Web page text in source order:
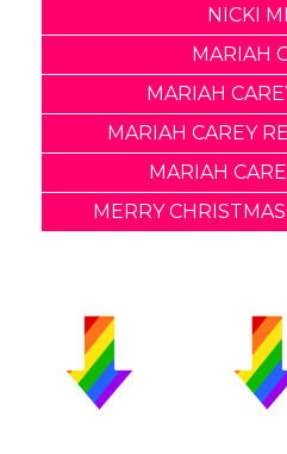
NICKI
MARIAH
MARIAH
MARIAH CAREY
MARIAH
MERRY